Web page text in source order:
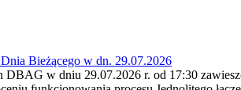
Bieżącego w dn. 29.07.2026
w dniu 29.07.2026 r. od 17:30